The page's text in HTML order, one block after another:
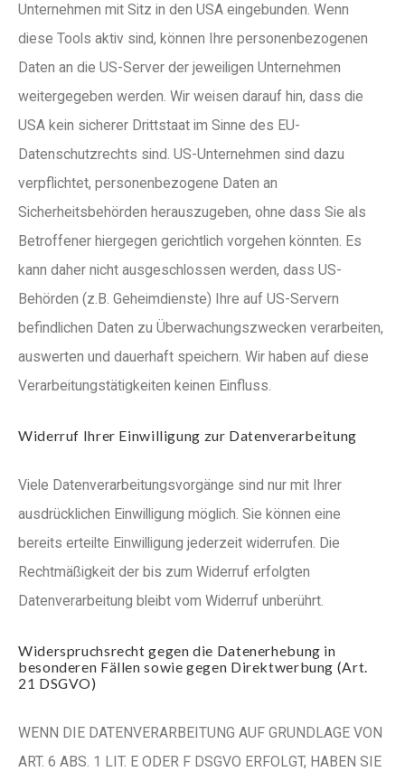
Unternehmen mit Sitz in den USA eingebunden. Wenn
diese Tools aktiv sind, können Ihre personenbezogenen
Daten an die US-Server der jeweiligen Unternehmen
weitergegeben werden. Wir weisen darauf hin, dass die
USA kein sicherer Drittstaat im Sinne des EU-
Datenschutzrechts sind. US-Unternehmen sind dazu
verpflichtet, personenbezogene Daten an
Sicherheitsbehörden herauszugeben, ohne dass Sie als
Betroffener hiergegen gerichtlich vorgehen könnten. Es
kann daher nicht ausgeschlossen werden, dass US-
Behörden (z.B. Geheimdienste) Ihre auf US-Servern
befindlichen Daten zu Überwachungszwecken verarbeiten,
auswerten und dauerhaft speichern. Wir haben auf diese
Verarbeitungstätigkeiten keinen Einfluss.
Widerruf Ihrer Einwilligung zur Datenverarbeitung
Viele Datenverarbeitungsvorgänge sind nur mit Ihrer
ausdrücklichen Einwilligung möglich. Sie können eine
bereits erteilte Einwilligung jederzeit widerrufen. Die
Rechtmäßigkeit der bis zum Widerruf erfolgten
Datenverarbeitung bleibt vom Widerruf unberührt.
Widerspruchsrecht gegen die Datenerhebung in
besonderen Fällen sowie gegen Direktwerbung (Art.
21 DSGVO)
WENN DIE DATENVERARBEITUNG AUF GRUNDLAGE VON
ART. 6 ABS. 1 LIT. E ODER F DSGVO ERFOLGT, HABEN SIE